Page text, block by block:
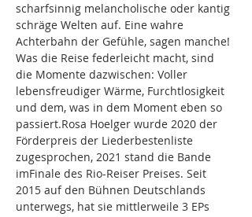
scharfsinnig melancholische oder kantig
schräge Welten auf. Eine wahre
Achterbahn der Gefühle, sagen manche!
Was die Reise federleicht macht, sind
die Momente dazwischen: Voller
lebensfreudiger Wärme, Furchtlosigkeit
und dem, was in dem Moment eben so
passiert.Rosa Hoelger wurde 2020 der
Förderpreis der Liederbestenliste
zugesprochen, 2021 stand die Bande
imFinale des Rio-Reiser Preises. Seit
2015 auf den Bühnen Deutschlands
unterwegs, hat sie mittlerweile 3 EPs